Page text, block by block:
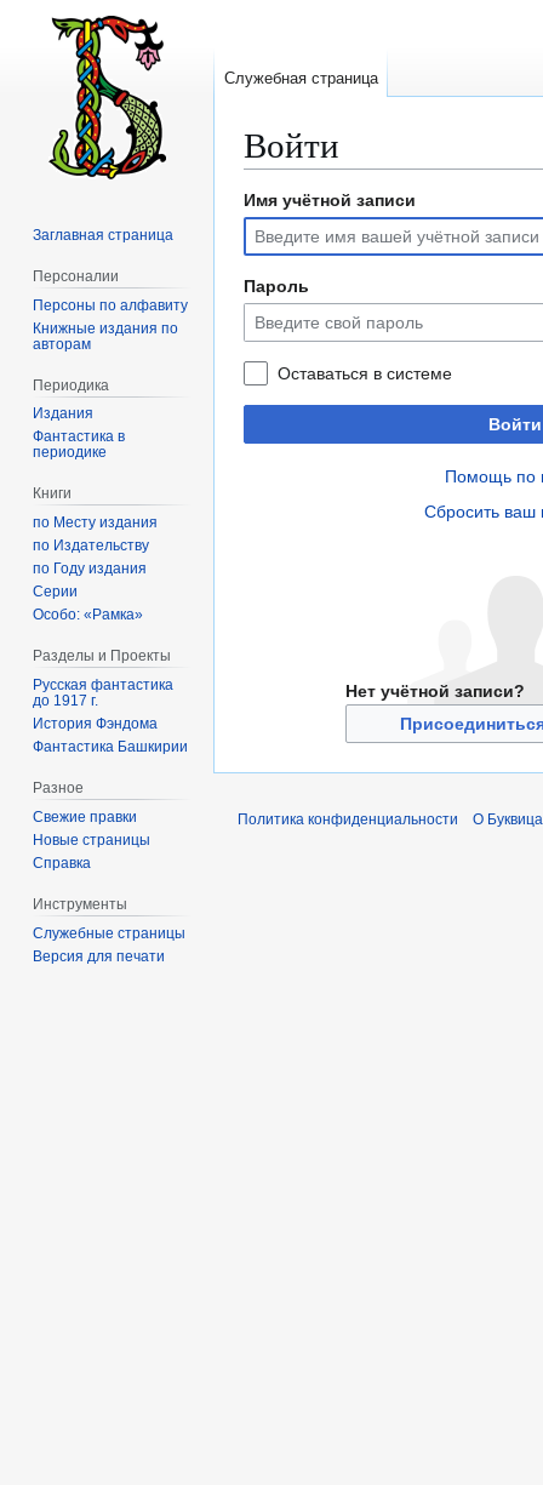
Войти
Перейти
навигации
Перейти
поиску
Имя учётной записи
Пароль
Оставаться в системе
Войти
Помощь по
Сбросить ваш
Нет учётной записи?
Служебная страница
Заглавная страница
Персоналии
Персоны по алфавиту
Книжные издания по
авторам
Периодика
Издания
Фантастика в
периодике
Книги
по Месту издания
по Издательству
по Году издания
Серии
Особо: «Рамка»
Разделы и Проекты
Русская фантастика
до 1917 г.
История Фэндома
Фантастика Башкирии
Разное
Свежие правки
Новые страницы
Справка
Инструменты
Служебные страницы
Версия для печати
Политика конфиденциальности О Буквица